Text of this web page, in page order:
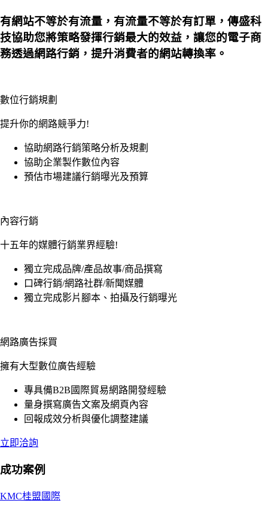
有網站不等於有流量，有流量不等於有訂單，傳盛科
技協助您將策略發揮行銷最大的效益，讓您的電子商
務透過網路行銷，提升消費者的網站轉換率。
數位行銷規劃
提升你的網路競爭力!
協助網路行銷策略分析及規劃
協助企業製作數位內容
預估市場建議行銷曝光及預算
內容行銷
十五年的媒體行銷業界經驗!
獨立完成品牌/產品故事/商品撰寫
口碑行銷/網路社群/新聞媒體
獨立完成影片腳本、拍攝及行銷曝光
網路廣告採買
擁有大型數位廣告經驗
專具備B2B國際貿易網路開發經驗
量身撰寫廣告文案及網頁內容
回報成效分析與優化調整建議
立即洽詢
成功案例
KMC桂盟國際